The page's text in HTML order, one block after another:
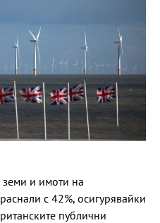
земи и имоти на
с 42%, осигурявайки
публични